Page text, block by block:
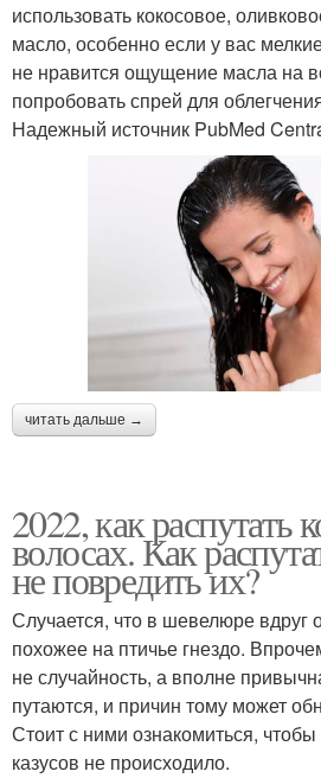
использовать кокосовое,
масло, особенно если у вас
не нравится ощущение масла на
попробовать спрей для
Надежный источник PubMed
читать дальше →
2022, как распутать
волосах. Как
не повредить их?
Случается, что в шевелюре вдруг
похожее на птичье гнездо.
не случайность, а вполне
путаются, и причин тому может
Стоит с ними ознакомиться,
казусов не происходило.